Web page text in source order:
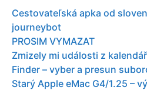
Cestovateľská apka od
journeybot
PROSIM VYMAZAT
Zmizely mi události z
Finder – vyber a presun
Starý Apple eMac G4/1.25 –